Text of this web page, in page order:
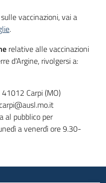
sulle vaccinazioni, vai a
.
relative alle vaccinazioni
d'Argine, rivolgersi a:
Carpi (MO)
al pubblico per
a venerdì ore 9.30-